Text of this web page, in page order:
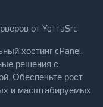
от YottaSrc
хостинг cPanel,
решения с
Обеспечьте рост
и масштабируемых